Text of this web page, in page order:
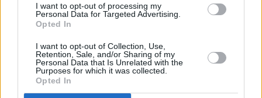
I want to opt-out of processing my
Personal Data for Targeted Advertising.
Opted In
I want to opt-out of Collection, Use,
Retention, Sale, and/or Sharing of my
Personal Data that Is Unrelated with the
Purposes for which it was collected.
Opted In
Mały odprysk to wielki problem.
Pojechałem sprawdzić, jak w 30 minut
uratować szybę (i portfel)